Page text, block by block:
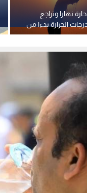
نهارا وتراجع
الحرارة بدءا من